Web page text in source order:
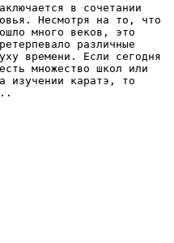
в сочетании
Несмотря на то, что
много веков, это
различные
времени. Если сегодня
множество школ или
изучении каратэ, то